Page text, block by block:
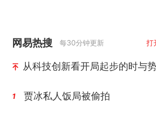
网易热搜 每30分钟更新 打
从科技创新看开局起步的时与势
1 贾冰私人饭局被偷拍